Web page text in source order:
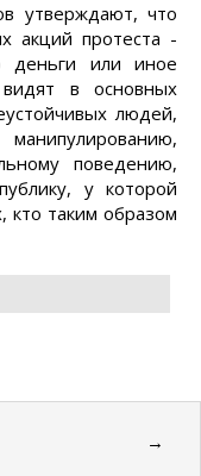
утверждают, что
акций протеста -
деньги или иное
в основных
людей,
поведению,
у которой
кто таким образом
→